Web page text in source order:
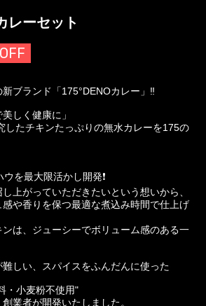
レーセット
ブランド「175°DENOカレー」‼️
しく健康に」
したチキンたっぷりの無水カレーを175の
を最大限活かし開発❗️
上がっていただきたいという想いから、
や香りを保つ最適な煮込み時間で仕上げ
は、ジューシーでボリューム感のある一
しい、スパイスをふんだんに使った
・小麦粉不使用"
業者が開発いたしました。